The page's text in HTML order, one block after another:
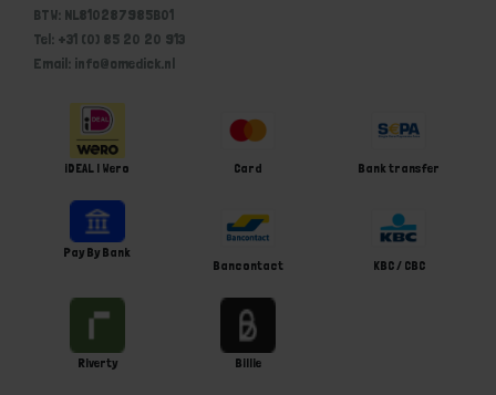
BTW: NL810287985B01
Tel: +31 (0) 85 20 20 913
Email: info@omedick.nl
iDEAL | Wero Card Bank transfer
Pay By Bank
Bancontact
KBC / CBC
Riverty Billie